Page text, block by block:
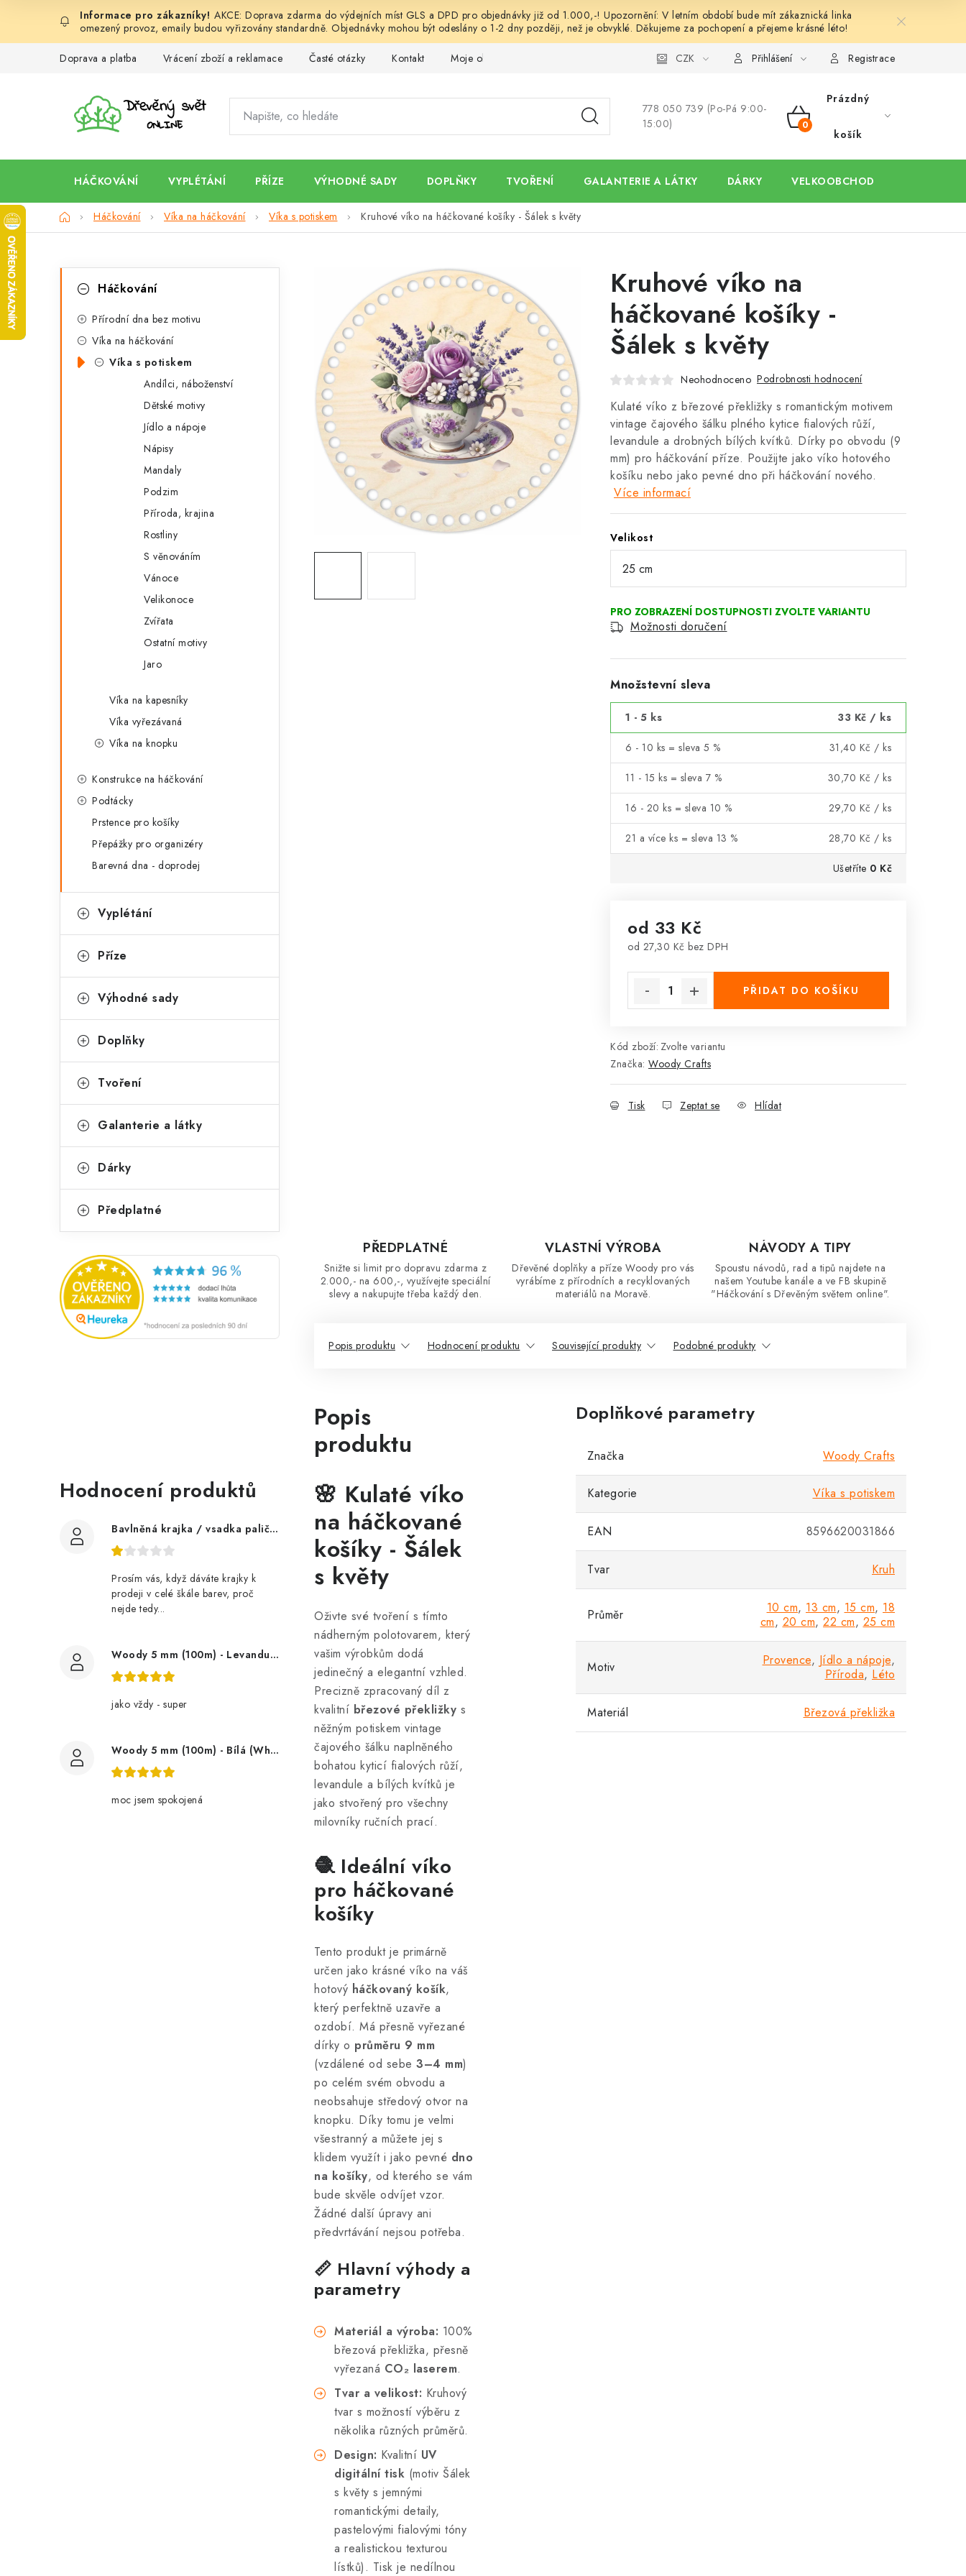
obsah
AKCE: Doprava zdarma do výdejních míst GLS a DPD pro objednávky již od 1.000,-! Upozornění: V letním období bude mít zákaznická linka
omezený provoz, emaily budou vyřizovány standardně. Objednávky mohou být odeslány o 1-2 dny později, než je obvyklé. Děkujeme za pochopení a přejeme krásné léto!
Doprava a platba Vrácení zboží a reklamace Časté otázky Kontakt Moje objednávka Ochrana osobních údajů Hodnocení obchodu
CZK Přihlášení Registrace
778 050 739 (Po-Pá 9:00-
15:00)
NÁKUPNÍ
Prázdný
košík
HÁČKOVÁNÍ VYPLÉTÁNÍ PŘÍZE VÝHODNÉ SADY DOPLŇKY TVOŘENÍ GALANTERIE A LÁTKY DÁRKY VELKOOBCHOD
DomůHáčkování Víka na háčkování Víka s potiskem Kruhové víko na háčkované košíky - Šálek s květy
kategorieHáčkování
Přírodní dna bez motivu
Víka na háčkování
Víka s potiskem
Andílci, náboženství
Dětské motivy
Jídlo a nápoje
Nápisy
Mandaly
Podzim
Příroda, krajina
Rostliny
S věnováním
Vánoce
Velikonoce
Zvířata
Ostatní motivy
Jaro
Víka na kapesníky
Víka vyřezávaná
Víka na knopku
Konstrukce na háčkování
Podtácky
Prstence pro košíky
Přepážky pro organizéry
Barevná dna - doprodej
Vyplétání
Příze
Výhodné sady
Doplňky
Tvoření
Galanterie a látky
Dárky
Předplatné
Hodnocení produktů
Bavlněná krajka / vsadka paličkovaná šíře 60 mm
Prosím vás, když dáváte krajky k
prodeji v celé škále barev, proč
nejde tedy...
Woody 5 mm (100m) - Levandule (Lavender)
jako vždy - super
Woody 5 mm (100m) - Bílá (White)
moc jsem spokojená
Kruhové víko na
háčkované košíky -
Šálek s květy
Neohodnoceno Podrobnosti hodnocení
Kulaté víko z březové překližky s romantickým motivem
vintage čajového šálku plného kytice fialových růží,
levandule a drobných bílých kvítků. Dírky po obvodu (9
mm) pro háčkování příze. Použijte jako víko hotového
košíku nebo jako pevné dno při háčkování nového.
Více informací
Velikost
Možnosti doručení
Množstevní sleva
1 - 5 ks 33 Kč / ks
6 - 10 ks = sleva 5 % 31,40 Kč / ks
11 - 15 ks = sleva 7 % 30,70 Kč / ks
16 - 20 ks = sleva 10 % 29,70 Kč / ks
21 a více ks = sleva 13 % 28,70 Kč / ks
Ušetříte 0 Kč
od 33 Kč
od 27,30 Kč bez DPH
PŘIDAT DO KOŠÍKU
Kód zboží: Zvolte variantu
Značka: Woody Crafts
Tisk Zeptat se Hlídat
PŘEDPLATNÉ
Snižte si limit pro dopravu zdarma z
2.000,- na 600,-, využívejte speciální
slevy a nakupujte třeba každý den.
VLASTNÍ VÝROBA
Dřevěné doplňky a příze Woody pro vás
vyrábíme z přírodních a recyklovaných
materiálů na Moravě.
NÁVODY A TIPY
Spoustu návodů, rad a tipů najdete na
našem Youtube kanále a ve FB skupině
"Háčkování s Dřevěným světem online".
Popis produktu Hodnocení produktu Související produkty Podobné produkty
Popis
produktu
🌸 Kulaté víko
na háčkované
košíky - Šálek
s květy
Oživte své tvoření s tímto
nádherným polotovarem, který
vašim výrobkům dodá
jedinečný a elegantní vzhled.
Precizně zpracovaný díl z
kvalitní březové překližky s
něžným potiskem vintage
čajového šálku naplněného
bohatou kyticí fialových růží,
levandule a bílých kvítků je
jako stvořený pro všechny
milovníky ručních prací.
🧶 Ideální víko
pro háčkované
košíky
Tento produkt je primárně
určen jako krásné víko na váš
hotový háčkovaný košík,
který perfektně uzavře a
ozdobí. Má přesně vyřezané
dírky o průměru 9 mm
(vzdálené od sebe 3–4 mm)
po celém svém obvodu a
neobsahuje středový otvor na
knopku. Díky tomu je velmi
všestranný a můžete jej s
klidem využít i jako pevné dno
na košíky, od kterého se vám
bude skvěle odvíjet vzor.
Žádné další úpravy ani
předvrtávání nejsou potřeba.
📏 Hlavní výhody a
parametry
Materiál a výroba: 100%
březová překližka, přesně
vyřezaná CO₂ laserem.
Tvar a velikost: Kruhový
tvar s možností výběru z
několika různých průměrů.
Design: Kvalitní UV
digitální tisk (motiv Šálek
s květy s jemnými
romantickými detaily,
pastelovými fialovými tóny
a realistickou texturou
lístků). Tisk je nedílnou
Doplňkové parametry
Značka Woody Crafts
Kategorie Víka s potiskem
EAN 8596620031866
Tvar Kruh
Průměr 10 cm, 13 cm, 15 cm, 18
cm, 20 cm, 22 cm, 25 cm
Motiv Provence, Jídlo a nápoje,
Příroda, Léto
Materiál Březová překližka